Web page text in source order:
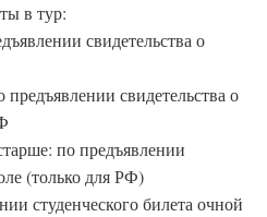
в тур:
свидетельства о
свидетельства о
по предъявлении
(только для РФ)
студенческого билета очной